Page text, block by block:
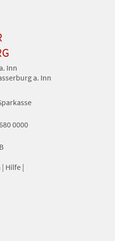
Inn
a. Inn
0000
| Hilfe |